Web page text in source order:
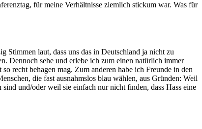
für meine Verhältnisse ziemlich stickum war. Was für
Stimmen laut, dass uns das in Deutschland ja nicht zu
Dennoch sehe und erlebe ich zum einen natürlich immer
recht behagen mag. Zum anderen habe ich Freunde in den
die fast ausnahmslos blau wählen, aus Gründen: Weil
und/oder weil sie einfach nur nicht finden, dass Hass eine